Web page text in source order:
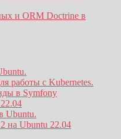
и ORM Doctrine в
работы с Kubernetes.
в Symfony
Ubuntu.
на Ubuntu 22.04